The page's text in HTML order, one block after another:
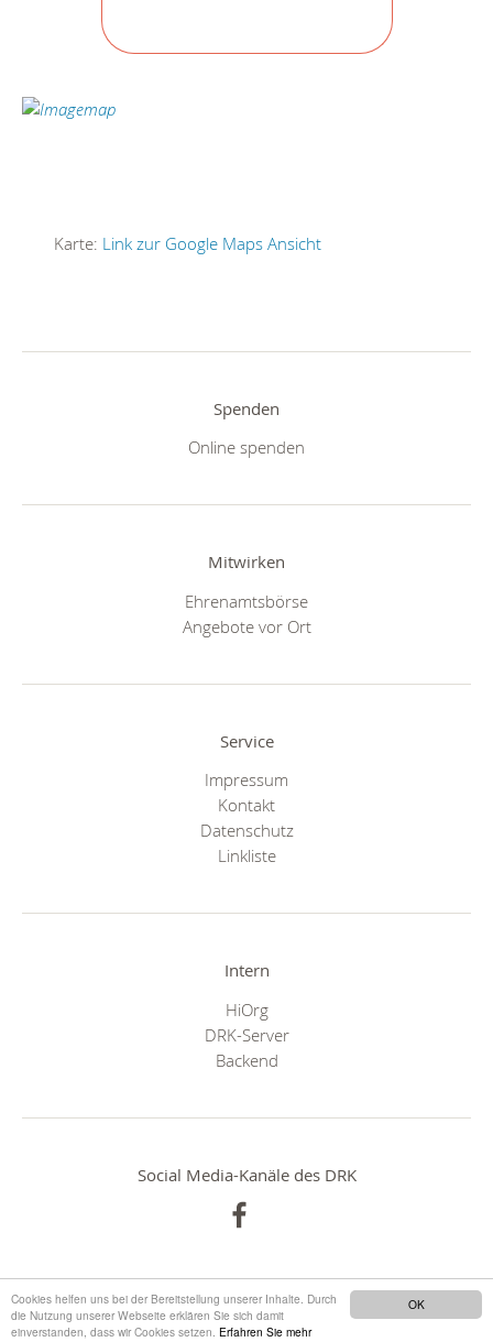
OK
Cookies helfen uns bei der Bereitstellung unserer Inhalte. Durch
die Nutzung unserer Webseite erklären Sie sich damit
einverstanden, dass wir Cookies setzen. Erfahren Sie mehr
Karte: Link zur Google Maps Ansicht
Spenden
Online spenden
Mitwirken
Ehrenamtsbörse
Angebote vor Ort
Service
Impressum
Kontakt
Datenschutz
Linkliste
Intern
HiOrg
DRK-Server
Backend
Social Media-Kanäle des DRK